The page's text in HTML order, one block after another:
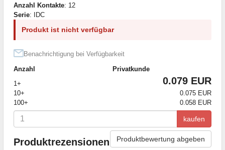
Anzahl Kontakte: 12
Serie: IDC
Produkt ist nicht verfügbar
Benachrichtigung bei Verfügbarkeit
Anzahl
Privatkunde
1+
0.079 EUR
10+
0.075 EUR
100+
0.058 EUR
kaufen
Produktrezensionen Produktbewertung abgeben